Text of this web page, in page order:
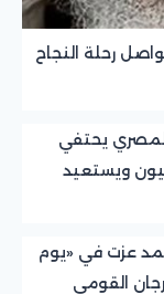
رحلة النجاح
يحتفي
ويستعيد
عزت في «يوم
القومي